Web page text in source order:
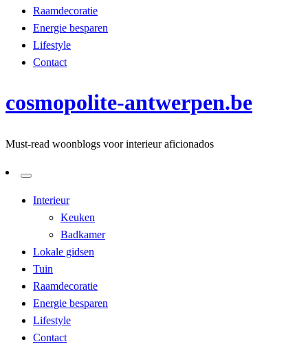
Raamdecoratie
Energie besparen
Lifestyle
Contact
cosmopolite-antwerpen.be
Must-read woonblogs voor interieur aficionados
Interieur
Keuken
Badkamer
Lokale gidsen
Tuin
Raamdecoratie
Energie besparen
Lifestyle
Contact